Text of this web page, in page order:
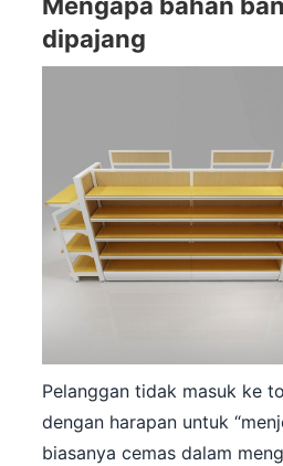
dipajang
Pelanggan tidak masuk ke
dengan harapan untuk
biasanya cemas dalam